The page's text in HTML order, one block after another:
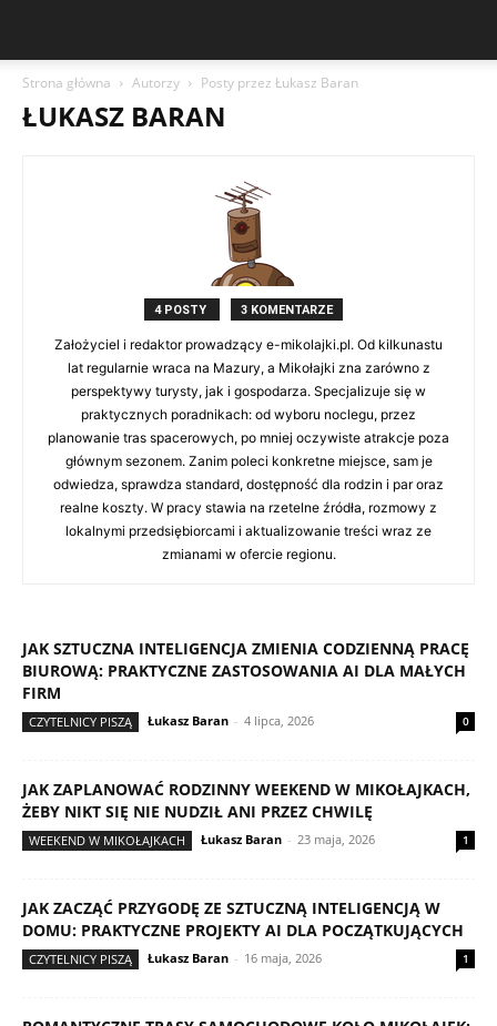
Strona główna Autorzy Posty przez Łukasz Baran
ŁUKASZ BARAN
4 POSTY 3 KOMENTARZE
Założyciel i redaktor prowadzący e-mikolajki.pl. Od kilkunastu
lat regularnie wraca na Mazury, a Mikołajki zna zarówno z
perspektywy turysty, jak i gospodarza. Specjalizuje się w
praktycznych poradnikach: od wyboru noclegu, przez
planowanie tras spacerowych, po mniej oczywiste atrakcje poza
głównym sezonem. Zanim poleci konkretne miejsce, sam je
odwiedza, sprawdza standard, dostępność dla rodzin i par oraz
realne koszty. W pracy stawia na rzetelne źródła, rozmowy z
lokalnymi przedsiębiorcami i aktualizowanie treści wraz ze
zmianami w ofercie regionu.
JAK SZTUCZNA INTELIGENCJA ZMIENIA CODZIENNĄ PRACĘ
BIUROWĄ: PRAKTYCZNE ZASTOSOWANIA AI DLA MAŁYCH
FIRM
CZYTELNICY PISZĄ Łukasz Baran - 4 lipca, 2026 0
JAK ZAPLANOWAĆ RODZINNY WEEKEND W MIKOŁAJKACH,
ŻEBY NIKT SIĘ NIE NUDZIŁ ANI PRZEZ CHWILĘ
WEEKEND W MIKOŁAJKACH Łukasz Baran - 23 maja, 2026 1
JAK ZACZĄĆ PRZYGODĘ ZE SZTUCZNĄ INTELIGENCJĄ W
DOMU: PRAKTYCZNE PROJEKTY AI DLA POCZĄTKUJĄCYCH
CZYTELNICY PISZĄ Łukasz Baran - 16 maja, 2026 1